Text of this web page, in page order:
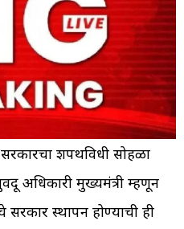
शपथविधी सोहळा
अधिकारी मुख्यमंत्री म्हणून
स्थापन होण्याची ही